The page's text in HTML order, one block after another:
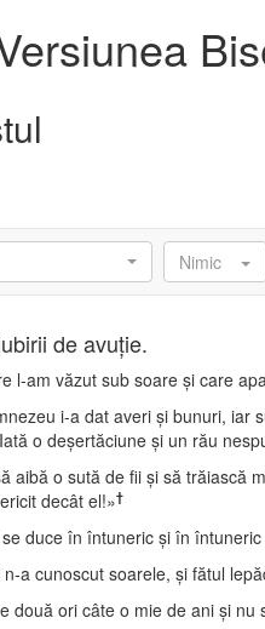
Nimic
de avuţie.
l-am văzut sub soare şi care
i-a dat averi şi bunuri, iar
o deşertăciune şi un rău
aibă o sută de fii şi să trăiască
decât el!»†
duce în întuneric şi în
a cunoscut soarele, şi fătul
două ori câte o mie de ani şi